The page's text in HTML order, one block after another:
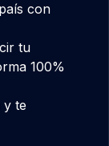
con
tu
100%
y te